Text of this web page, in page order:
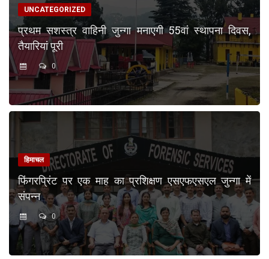
UNCATEGORIZED
प्रथम सशस्त्र वाहिनी जुन्गा मनाएगी 55वां स्थापना दिवस,
तैयारियां पूरी
0
हिमाचल
फिंगरप्रिंट पर एक माह का प्रशिक्षण एसएफएसएल जुन्गा में
संपन्न
0